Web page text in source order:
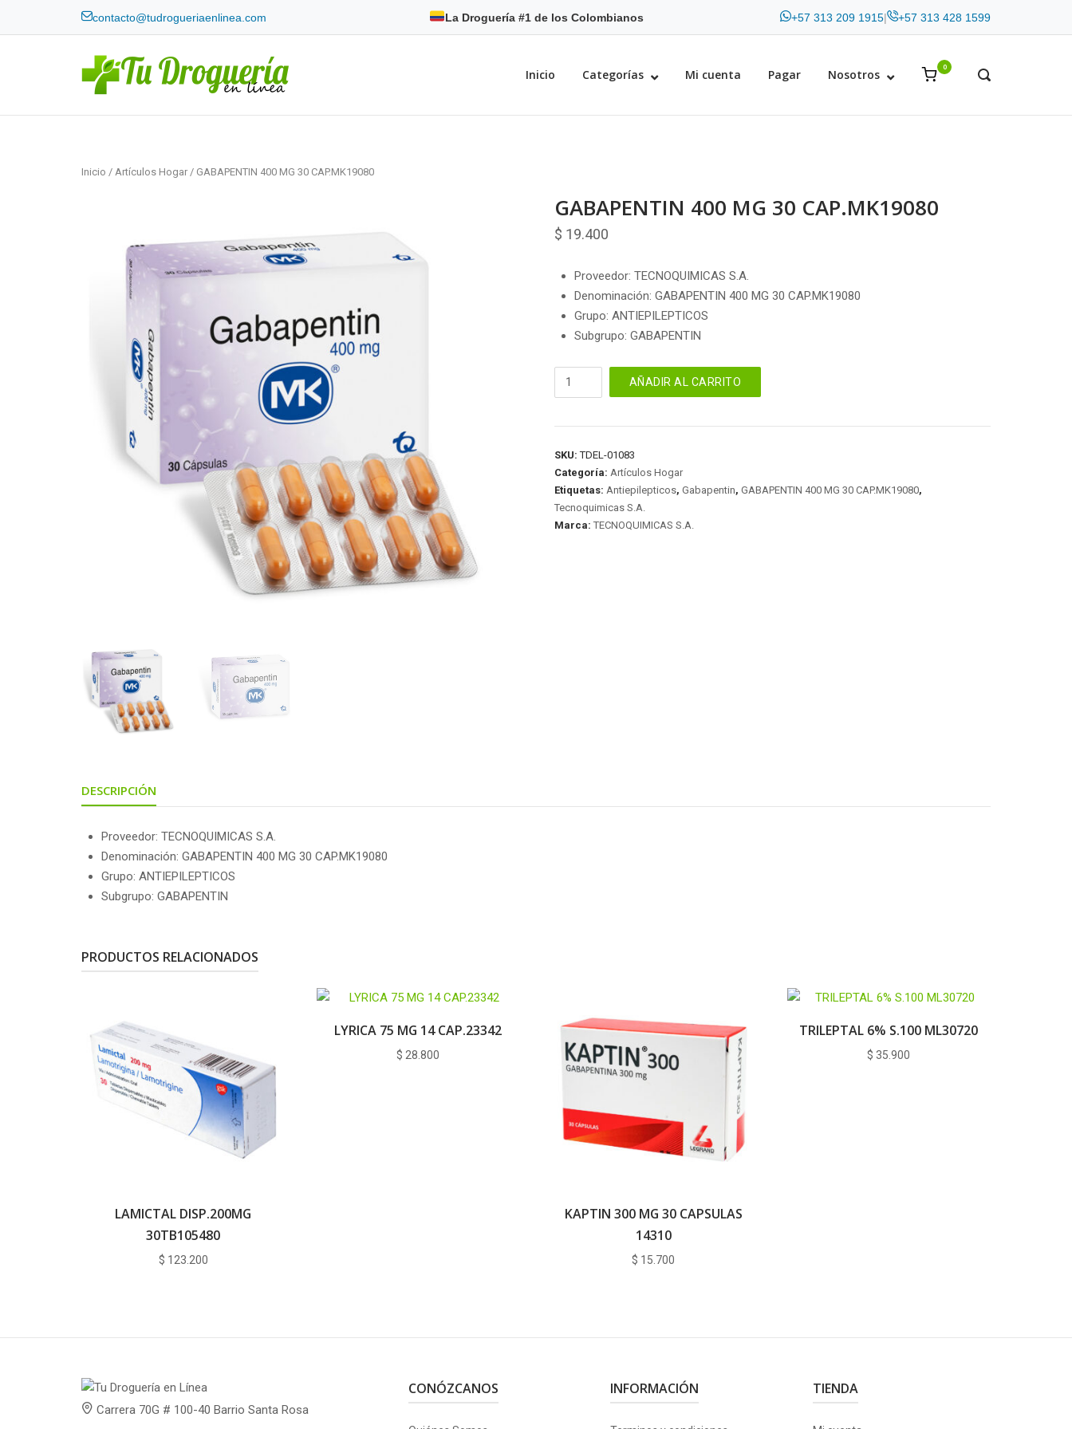
contacto@tudrogueriaenlinea.com La Droguería #1 de los Colombianos +57 313 209 1915| +57 313 428 1599
Home
Inicio Categorías Mi cuenta Pagar Nosotros
View0
OPEN
Inicio / Artículos Hogar / GABAPENTIN 400 MG 30 CAP.MK19080
GABAPENTIN 400 MG 30 CAP.MK19080
$ 19.400
Proveedor: TECNOQUIMICAS S.A.
Denominación: GABAPENTIN 400 MG 30 CAP.MK19080
Grupo: ANTIEPILEPTICOS
Subgrupo: GABAPENTIN
GABAPENTIN
30
cantidad
AÑADIR AL CARRITO
SKU:TDEL-01083
Categoría: Artículos Hogar
Etiquetas: Antiepilepticos, Gabapentin, GABAPENTIN 400 MG 30 CAP.MK19080,
Tecnoquimicas S.A.
Marca: TECNOQUIMICAS S.A.
DESCRIPCIÓN
Proveedor: TECNOQUIMICAS S.A.
Denominación: GABAPENTIN 400 MG 30 CAP.MK19080
Grupo: ANTIEPILEPTICOS
Subgrupo: GABAPENTIN
PRODUCTOS RELACIONADOS
LAMICTAL DISP.200MG
30TB105480
$ 123.200
LYRICA 75 MG 14 CAP.23342
$ 28.800
KAPTIN 300 MG 30 CAPSULAS
14310
$ 15.700
TRILEPTAL 6% S.100 ML30720
$ 35.900
Carrera 70G # 100-40 Barrio Santa Rosa
CONÓZCANOS INFORMACIÓN TIENDA